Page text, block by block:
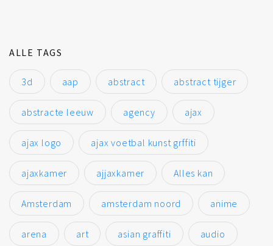
ALLE TAGS
3d aap abstract abstract tijger
abstracte leeuw agency ajax
ajax logo ajax voetbal kunst grffiti
ajaxkamer ajjaxkamer Alles kan
Amsterdam amsterdam noord anime
arena art asian graffiti audio